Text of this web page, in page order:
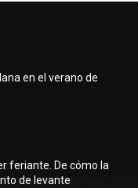
en el verano de
feriante. De cómo la
de levante